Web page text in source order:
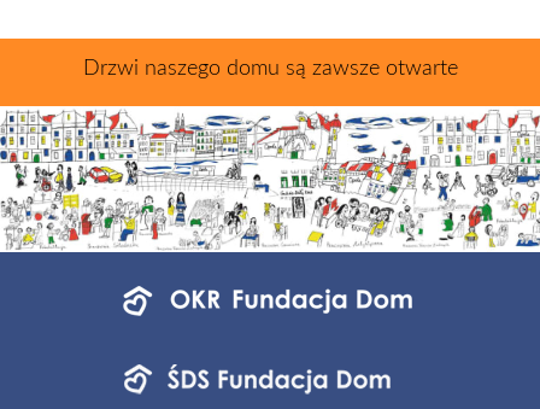
Drzwi naszego domu są zawsze otwarte